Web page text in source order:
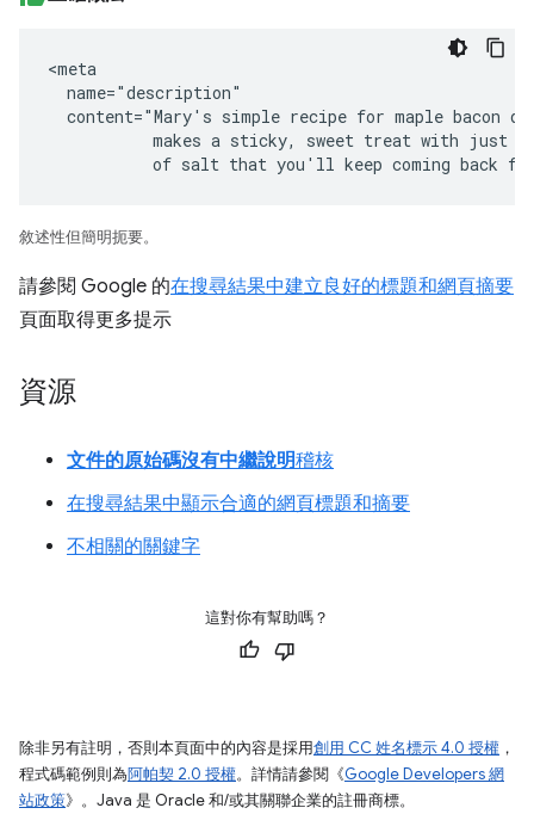
<meta
  name="description"
content="Mary's simple recipe for maple bacon
makes a sticky, sweet treat with just a
of salt that you'll keep coming back
敘述性但簡明扼要。
請參閱 Google 的在搜尋結果中建立良好的標題和網頁摘要
頁面取得更多提示
資源
文件的原始碼沒有中繼說明稽核
在搜尋結果中顯示合適的網頁標題和摘要
不相關的關鍵字
這對你有幫助嗎？
除非另有註明，否則本頁面中的內容是採用創用 CC 姓名標示 4.0 授權 ，
程式碼範例則為阿帕契 2.0 授權。詳情請參閱《Google Developers 網
站政策》。Java 是 Oracle 和/或其關聯企業的註冊商標。